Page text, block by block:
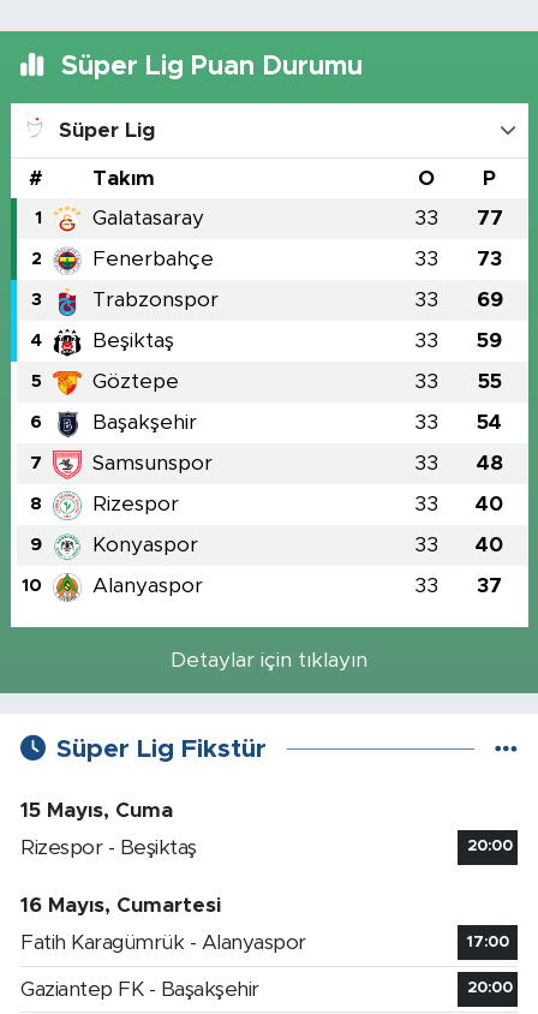
Süper Lig Puan Durumu
Süper Lig
# Takım O P
1 Galatasaray 33 77
2 Fenerbahçe 33 73
3 Trabzonspor 33 69
4 Beşiktaş 33 59
5 Göztepe 33 55
6 Başakşehir 33 54
7 Samsunspor 33 48
8 Rizespor 33 40
9 Konyaspor 33 40
10 Alanyaspor 33 37
Detaylar için tıklayın
Süper Lig Fikstür
15 Mayıs, Cuma
Rizespor - Beşiktaş
20:00
16 Mayıs, Cumartesi
Fatih Karagümrük - Alanyaspor
17:00
Gaziantep FK - Başakşehir 20:00